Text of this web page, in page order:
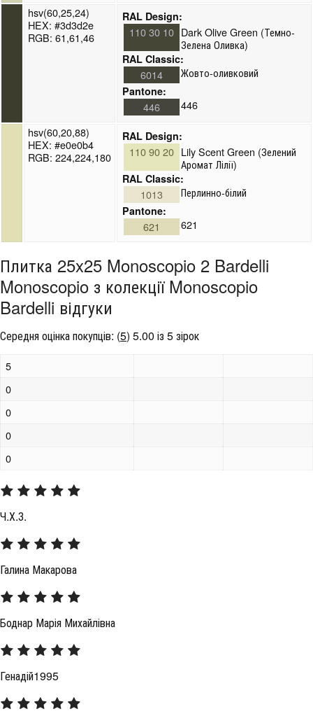
hsv(60,25,24)
HEX: #3d3d2e
RGB: 61,61,46
RAL Design:
110 30 10 Dark Olive Green (Темно-
Зелена Оливка)
RAL Classic:
6014 Жовто-оливковий
Pantone:
446
446
hsv(60,20,88)
HEX: #e0e0b4
RGB: 224,224,180
RAL Design:
110 90 20 Lily Scent Green (Зелений
Аромат Лілії)
RAL Classic:
1013 Перлинно-білий
Pantone:
621 621
Плитка 25x25 Monoscopio 2 Bardelli
Monoscopio з колекції Monoscopio
Bardelli відгуки
Середня оцінка покупців: (5) 5.00 із 5 зірок
5
0
0
0
0
Ч.Х.З.
Галина Макарова
Боднар Марія Михайлівна
Генадій1995